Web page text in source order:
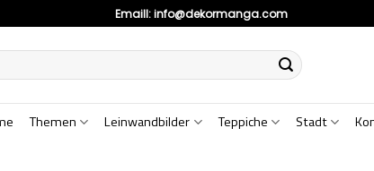
Emaill:info@dekormanga.com
Themen Leinwandbilder Teppiche Stadt